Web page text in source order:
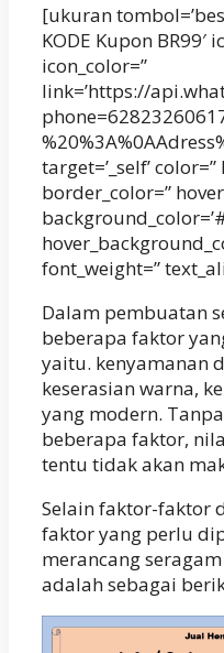
[ukuran
KODE Kupon BR99′
icon_color=”
link=’https://
target=’_self’
border_color=”
font_weight=”
Dalam pembuatan
beberapa faktor
yaitu. kenyamanan
keserasian warna,
yang modern.
beberapa faktor,
tentu tidak akan
Selain faktor-faktor
faktor yang perlu
merancang
adalah sebagai